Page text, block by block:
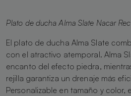
Plato de ducha Alma Slate Nacar
El plato de ducha Alma Slate
con el atractivo atemporal. Alma
encanto del efecto piedra,
rejilla garantiza un drenaje más
Personalizable en tamaño y color,